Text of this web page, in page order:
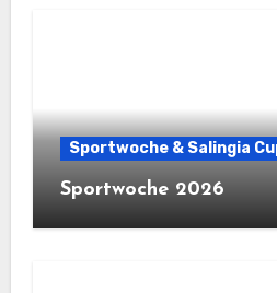
Sportwoche & Salingia
Sportwoche 2026